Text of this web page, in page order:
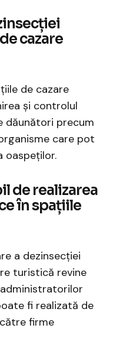
cazare
de cazare
și controlul
dăunători precum
care pot
oaspeților.
de realizarea
în spațiile
a dezinsecției
turistică revine
fi realizată de
firme